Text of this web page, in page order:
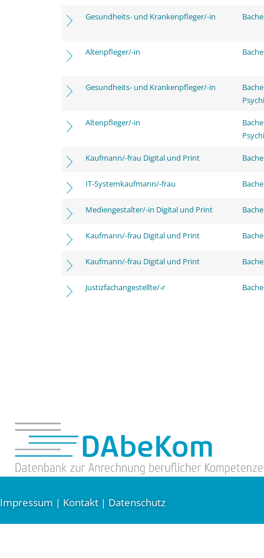
Gesundheits- und Krankenpfleger/-in
Altenpfleger/-in
Gesundheits- und Krankenpfleger/-in
Altenpfleger/-in
Kaufmann/-frau Digital und Print
IT-Systemkaufmann/-frau
Mediengestalter/-in Digital und Print
Kaufmann/-frau Digital und Print
Kaufmann/-frau Digital und Print
Justizfachangestellte/-r
Impressum | Kontakt | Datenschutz